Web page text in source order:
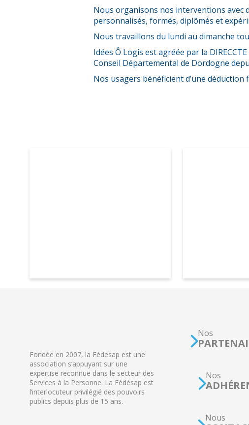
Nous organisons nos interventions avec
personnalisés, formés, diplômés et
Nous travaillons du lundi au dimanche
Idées Ô Logis est agréée par la
Conseil Départemental de Dordogne
Nos usagers bénéficient d’une déduction
Fondée en 2007, la Fédesap est une
association s’appuyant sur une
expertise reconnue dans le secteur des
Services à la Personne. La Fédésap est
l’interlocuteur privilégié des pouvoirs
publics depuis plus de 15 ans.
Nos
Nos
Nous